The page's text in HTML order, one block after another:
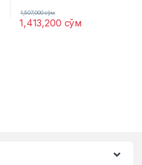
1,413,200 сўм
1,507,000сўм